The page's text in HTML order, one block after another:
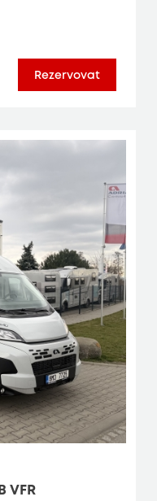
Rezervovat
VFR